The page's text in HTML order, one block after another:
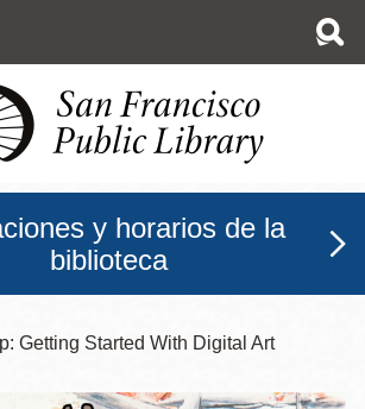
y horarios de la
biblioteca
Getting Started With Digital Art